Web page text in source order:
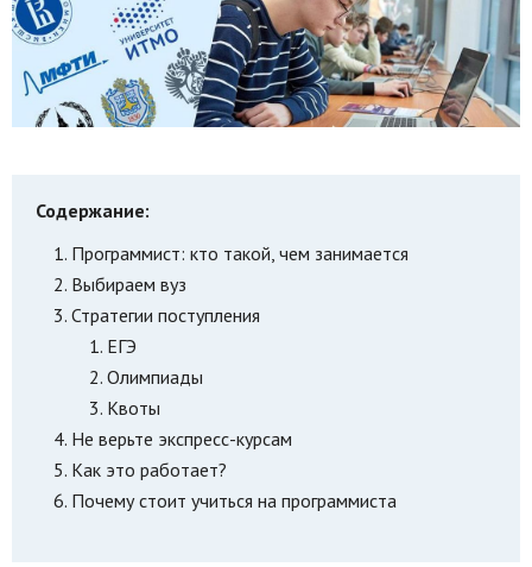
Содержание:
Программист: кто такой, чем занимается
Выбираем вуз
Стратегии поступления
ЕГЭ
Олимпиады
Квоты
Не верьте экспресс-курсам
Как это работает?
Почему стоит учиться на программиста